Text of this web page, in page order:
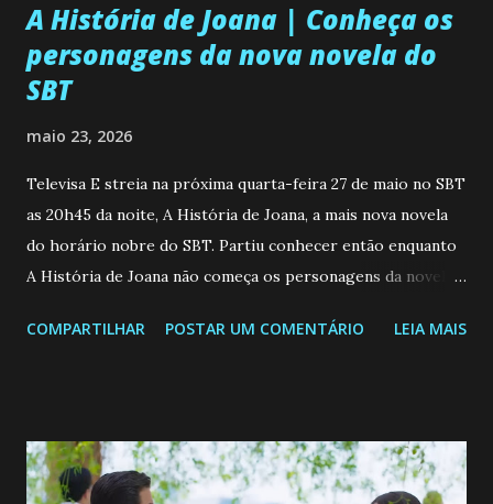
A História de Joana | Conheça os
personagens da nova novela do
SBT
maio 23, 2026
Televisa E streia na próxima quarta-feira 27 de maio no SBT
as 20h45 da noite, A História de Joana, a mais nova novela
do horário nobre do SBT. Partiu conhecer então enquanto
A História de Joana não começa os personagens da novela?
de 25/05/26 a 31/05/26 JOANA GUADALUPE (Camila
permanecer virgem até encontrar o homem que realmente
ama, o que não é fácil, já que dedica todas as suas energias a
COMPARTILHAR POSTAR UM COMENTÁRIO LEIA MAIS